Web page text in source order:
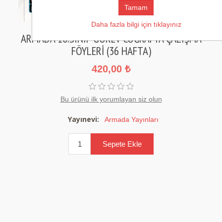
ARMADA 10.SINIF GÖREV COĞRAFYA ÇALIŞMA
FÖYLERİ (36 HAFTA)
420,00 ₺
Bu ürünü ilk yorumlayan siz olun
Yayınevi: Armada Yayınları
Tamam
Daha fazla bilgi için tıklayınız